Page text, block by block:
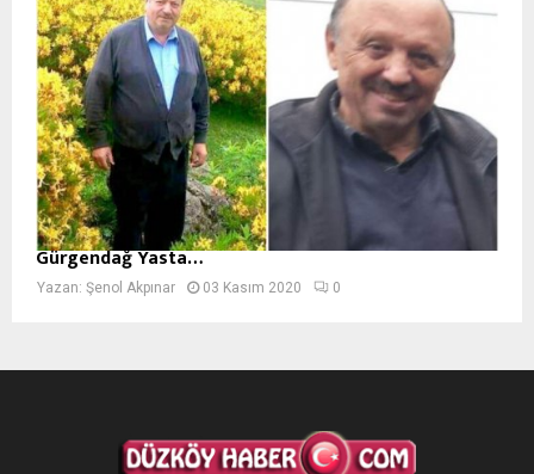
Gürgendağ Yasta…
Yazan: Şenol Akpınar 03 Kasım 2020 0